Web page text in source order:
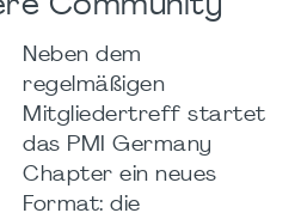
Community
Neben dem
regelmäßigen
Mitgliedertreff startet
das PMI Germany
Chapter ein neues
Format: die